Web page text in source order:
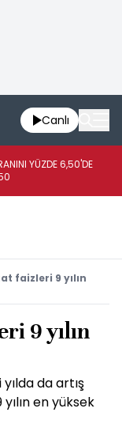
Canlı
YÜZDE 6,50'DE
faizleri 9 yılın
9 yılın
da artış
en yüksek